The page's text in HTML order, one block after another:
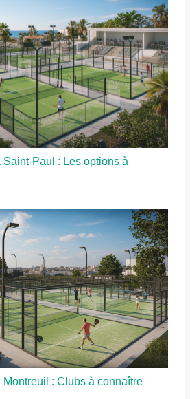
Paul : Les options à
: Clubs à connaître